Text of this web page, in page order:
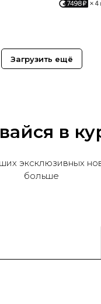
Загрузить ещё
в
эксклюзивных
больше